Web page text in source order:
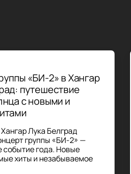
«БИ-2» в Хангар
путешествие
с новыми и
Лука Белград
группы «БИ-2» —
событие года. Новые
хиты и незабываемое